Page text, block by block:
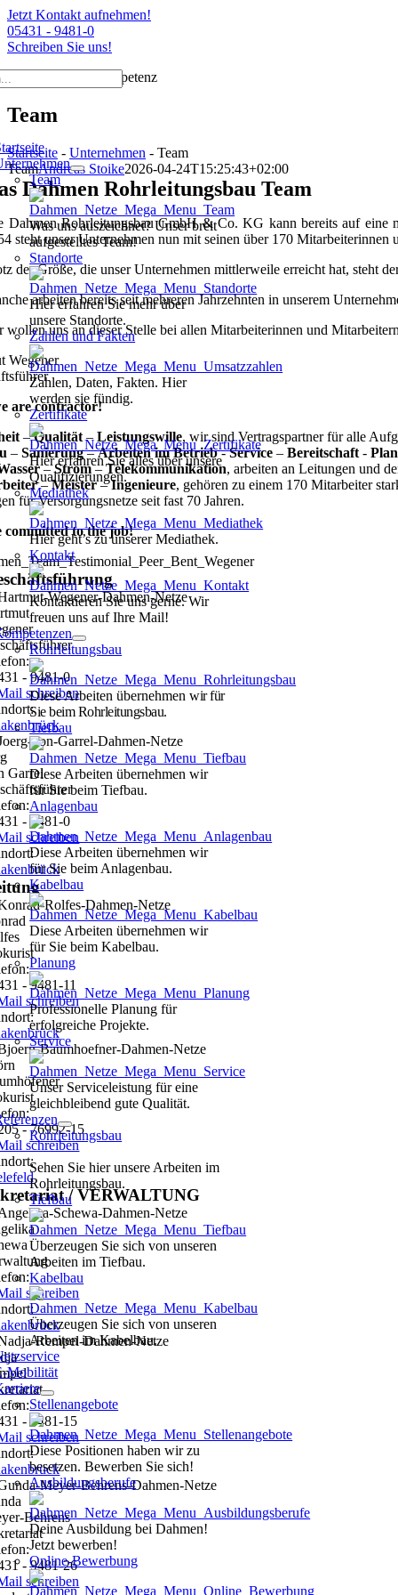
Jetzt Kontakt aufnehmen!
05431 - 9481-0
Schreiben Sie uns!
Team
Was uns auszeichnet? Unser breit
aufgestelltes Team!
Standorte
Hier erfahren Sie mehr über
unsere Standorte.
Zahlen und Fakten
Zahlen, Daten, Fakten. Hier
werden sie fündig.
Zertifikate
Hier erfahren Sie alles über unsere
Qualifizierungen.
Mediathek
Hier geht’s zu unserer Mediathek.
Kontakt
Kontaktieren Sie uns gerne. Wir
freuen uns auf Ihre Mail!
Rohrleitungsbau
Diese Arbeiten übernehmenwir für
Sie beim Rohrleitungsbau.
Tiefbau
Diese Arbeiten übernehmen wir
für Sie beim Tiefbau.
Anlagenbau
Diese Arbeiten übernehmen wir
für Sie beim Anlagenbau.
Kabelbau
Diese Arbeiten übernehmen wir
für Sie beim Kabelbau.
Planung
Professionelle Planung für
erfolgreiche Projekte.
Service
Unser Serviceleistung für eine
gleichbleibend gute Qualität.
Rohrleitungsbau
Sehen Sie hier unsere Arbeiten im
Rohrleitungsbau.
Tiefbau
Überzeugen Sie sich von unseren
Arbeiten im Tiefbau.
Kabelbau
Überzeugen Sie sich von unseren
Arbeiten im Kabelbau.
Mobilität
Stellenangebote
Diese Positionen haben wir zu
besetzen. Bewerben Sie sich!
Ausbildungsberufe
Deine Ausbildung bei Dahmen!
Jetzt bewerben!
Online-Bewerbung
Erfahrung und Kompetenz
Team
Startseite - Unternehmen - Team
TeamAndreas Stoike2026-04-24T15:25:43+02:00
Dahmen Rohrleitungsbau Team
Dahmen Rohrleitungsbau GmbH & Co. KG kann bereits auf eine
steht unser Unternehmen nun mit seinen über 170
der Größe, die unser Unternehmen mittlerweile erreicht hat, steht
arbeiten bereits seit mehreren Jahrzehnten in unserem
wollen uns an dieser Stelle bei allen Mitarbeiterinnen und
Wegener
are contractor!
–Qualität–Leistungswille, wir sind Vertragspartner für alle
– Sanierung–Arbeiten im Betrieb-Service– Bereitschaft-
–Strom–Telekommunikation, arbeiten an Leitungen und
–Meister–Ingenieure, gehören zu einem 170 Mitarbeiter
für Versorgungsnetze seit fast 70 Jahren.
committed to the job!
- 9481-0
schreiben
Garrel
- 9481-0
schreiben
- 9481-11
schreiben
- 76992-15
schreiben
/ VERWALTUNG
schreiben
- 9481-15
schreiben
Behrens
- 9481-26
schreiben